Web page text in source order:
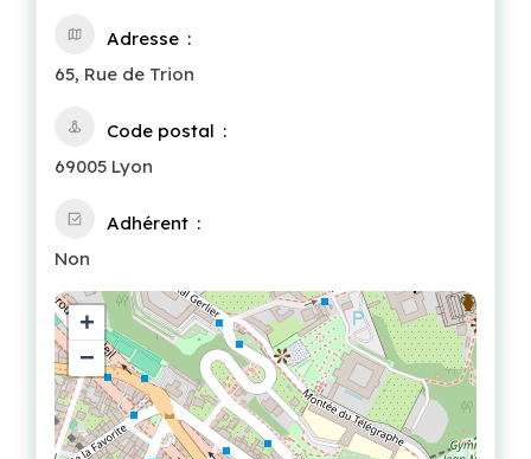
Adresse
65, Rue de Trion
Code postal
69005 Lyon
Adhérent
Non
+
−